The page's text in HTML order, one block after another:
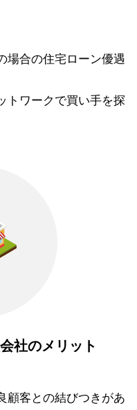
場合の住宅ローン優遇
トワークで買い手を探
社のメリット
顧客との結びつきがあ